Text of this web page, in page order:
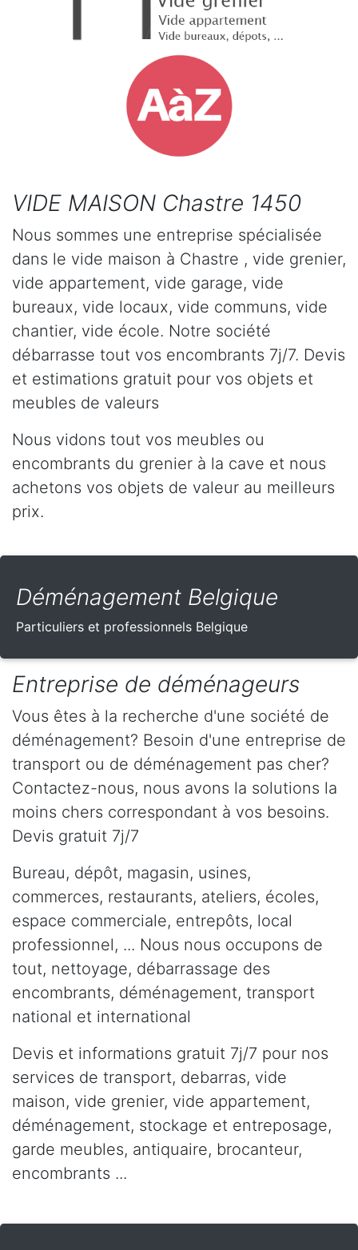
VIDE MAISON Chastre 1450
Nous sommes une entreprise spécialisée
dans le vide maison à Chastre , vide grenier,
vide appartement, vide garage, vide
bureaux, vide locaux, vide communs, vide
chantier, vide école. Notre société
débarrasse tout vos encombrants 7j/7. Devis
et estimations gratuit pour vos objets et
meubles de valeurs
Nous vidons tout vos meubles ou
encombrants du grenier à la cave et nous
achetons vos objets de valeur au meilleurs
prix.
Déménagement Belgique
Particuliers et professionnels Belgique
Entreprise de déménageurs
Vous êtes à la recherche d'une société de
déménagement? Besoin d'une entreprise de
transport ou de déménagement pas cher?
Contactez-nous, nous avons la solutions la
moins chers correspondant à vos besoins.
Devis gratuit 7j/7
Bureau, dépôt, magasin, usines,
commerces, restaurants, ateliers, écoles,
espace commerciale, entrepôts, local
professionnel, ... Nous nous occupons de
tout, nettoyage, débarrassage des
encombrants, déménagement, transport
national et international
Devis et informations gratuit 7j/7 pour nos
services de transport, debarras, vide
maison, vide grenier, vide appartement,
déménagement, stockage et entreposage,
garde meubles, antiquaire, brocanteur,
encombrants ...